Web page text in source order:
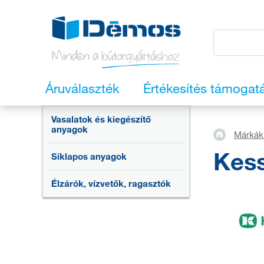
Áruválaszték Értékesítés
Vasalatok és kiegészítő
anyagok
Síklapos anyagok
Élzárók, vízvetők, ragasztók